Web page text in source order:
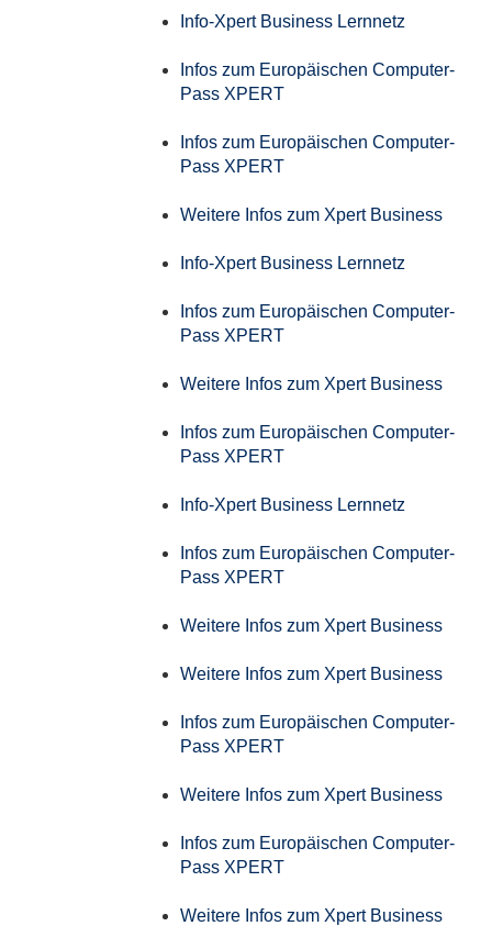
Info-Xpert Business Lernnetz
Infos zum Europäischen Computer-
Pass XPERT
Infos zum Europäischen Computer-
Pass XPERT
Weitere Infos zum Xpert Business
Info-Xpert Business Lernnetz
Infos zum Europäischen Computer-
Pass XPERT
Weitere Infos zum Xpert Business
Infos zum Europäischen Computer-
Pass XPERT
Info-Xpert Business Lernnetz
Infos zum Europäischen Computer-
Pass XPERT
Weitere Infos zum Xpert Business
Weitere Infos zum Xpert Business
Infos zum Europäischen Computer-
Pass XPERT
Weitere Infos zum Xpert Business
Infos zum Europäischen Computer-
Pass XPERT
Weitere Infos zum Xpert Business